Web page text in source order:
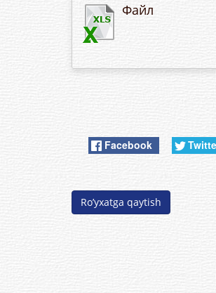
Файл
Facebook
Ro’yxatga qaytish